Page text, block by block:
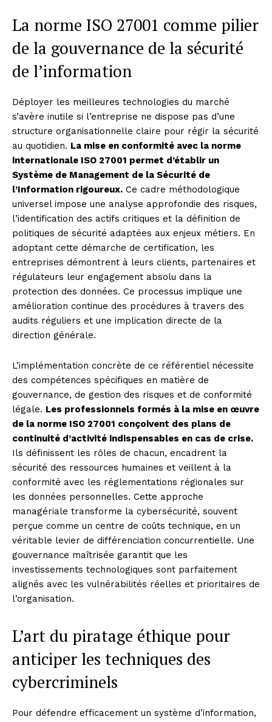
La norme ISO 27001 comme pilier
de la gouvernance de la sécurité
de l’information
Déployer les meilleures technologies du marché
s’avère inutile si l’entreprise ne dispose pas d’une
structure organisationnelle claire pour régir la sécurité
au quotidien. La mise en conformité avec la norme
internationale ISO 27001 permet d’établir un
Système de Management de la Sécurité de
l’Information rigoureux. Ce cadre méthodologique
universel impose une analyse approfondie des risques,
l’identification des actifs critiques et la définition de
politiques de sécurité adaptées aux enjeux métiers. En
adoptant cette démarche de certification, les
entreprises démontrent à leurs clients, partenaires et
régulateurs leur engagement absolu dans la
protection des données. Ce processus implique une
amélioration continue des procédures à travers des
audits réguliers et une implication directe de la
direction générale.
L’implémentation concrète de ce référentiel nécessite
des compétences spécifiques en matière de
gouvernance, de gestion des risques et de conformité
légale. Les professionnels formés à la mise en œuvre
de la norme ISO 27001 conçoivent des plans de
continuité d’activité indispensables en cas de crise.
Ils définissent les rôles de chacun, encadrent la
sécurité des ressources humaines et veillent à la
conformité avec les réglementations régionales sur
les données personnelles. Cette approche
managériale transforme la cybersécurité, souvent
perçue comme un centre de coûts technique, en un
véritable levier de différenciation concurrentielle. Une
gouvernance maîtrisée garantit que les
investissements technologiques sont parfaitement
alignés avec les vulnérabilités réelles et prioritaires de
l’organisation.
L’art du piratage éthique pour
anticiper les techniques des
cybercriminels
Pour défendre efficacement un système d’information,